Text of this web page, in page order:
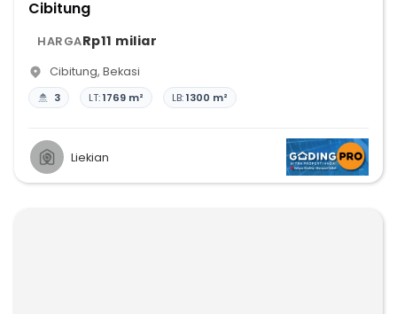
Cibitung
HARGARp11 miliar
Cibitung, Bekasi
3 LT:1769 m² LB:1300 m²
Liekian